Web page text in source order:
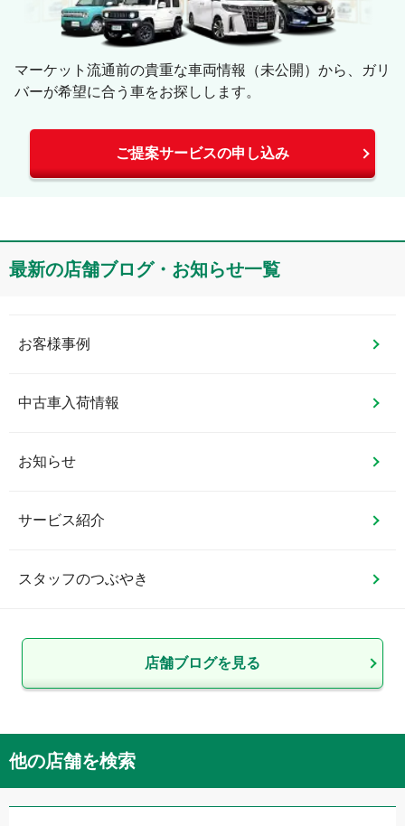
マーケット流通前の貴重な車両情報（未公開）から、ガリ
バーが希望に合う車をお探しします。
ご提案サービスの申し込み
最新の店舗ブログ・お知らせ一覧
お客様事例
中古車入荷情報
お知らせ
サービス紹介
スタッフのつぶやき
店舗ブログを見る
他の店舗を検索